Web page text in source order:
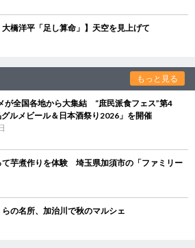
大橋洋平「足し算命」】天空を見上げて
もっと見る
が全国各地から大集結 “庶民派食フェス”第4
ルメビール＆日本酒祭り2026」を開催
て芋煮作りを体験 埼玉県加須市の「ファミリー
の名所、加治川で秋のマルシェ